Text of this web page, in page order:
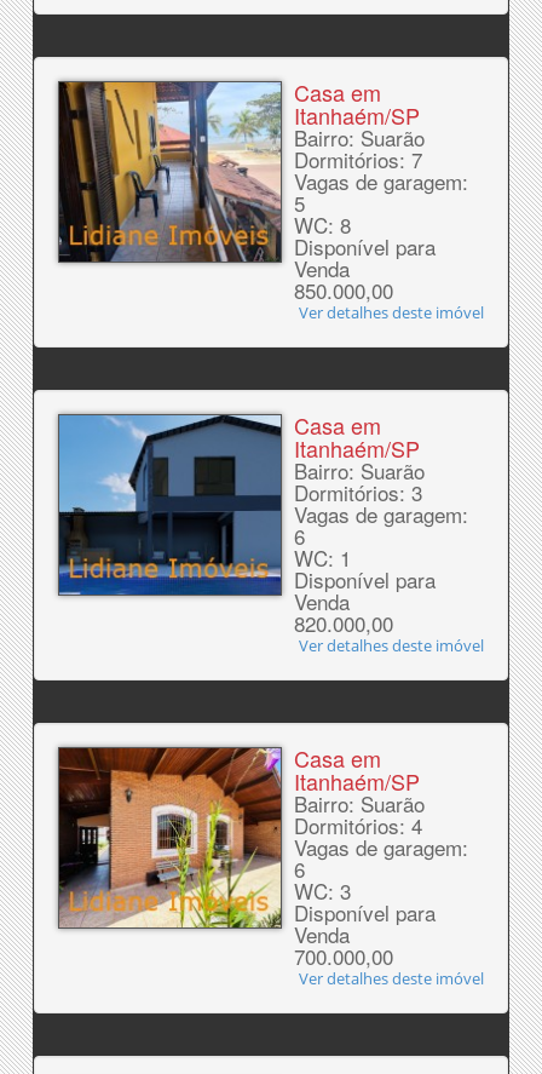
Casa em
Itanhaém/SP
Bairro: Suarão
Dormitórios: 7
Vagas de garagem:
5
WC: 8
Disponível para
Venda
850.000,00
Ver detalhes deste imóvel
Casa em
Itanhaém/SP
Bairro: Suarão
Dormitórios: 3
Vagas de garagem:
6
WC: 1
Disponível para
Venda
820.000,00
Ver detalhes deste imóvel
Casa em
Itanhaém/SP
Bairro: Suarão
Dormitórios: 4
Vagas de garagem:
6
WC: 3
Disponível para
Venda
700.000,00
Ver detalhes deste imóvel